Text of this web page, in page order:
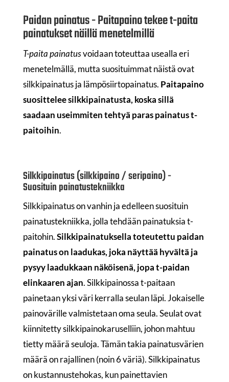
Paidan painatus - Paitapaino tekee t-paita
painatukset näillä menetelmillä
T-paita painatusvoidaan toteuttaa usealla eri
menetelmällä, mutta suosituimmat näistä ovat
silkkipainatus ja lämpösiirtopainatus. Paitapaino
suosittelee silkkipainatusta, koska sillä
saadaan useimmiten tehtyä paras painatus t-
paitoihin.
Silkkipainatus (silkkipaino / seripaino) -
Suosituin painatustekniikka
Silkkipainatus on vanhin ja edelleen suosituin
painatustekniikka, jolla tehdään painatuksia t-
paitohin.Silkkipainatuksella toteutettu paidan
painatus on laadukas, joka näyttää hyvältä ja
pysyy laadukkaan näköisenä, jopa t-paidan
elinkaaren ajan. Silkkipainossa t-paitaan
painetaan yksi väri kerralla seulan läpi. Jokaiselle
painovärille valmistetaan oma seula. Seulat ovat
kiinnitetty silkkipainokaruselliin, johon mahtuu
tietty määrä seuloja. Tämän takia painatusvärien
määrä on rajallinen (noin 6 väriä). Silkkipainatus
on kustannustehokas, kun painettavien